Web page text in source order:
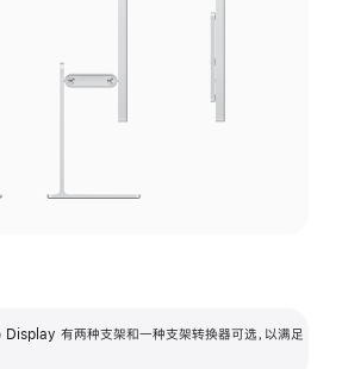
有两种支架和一种支架转换器可选，以满足